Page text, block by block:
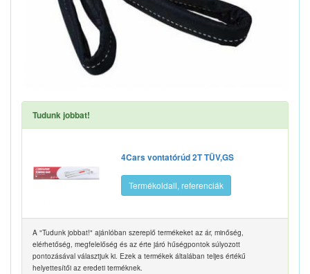
Tudunk jobbat!
4Cars vontatórúd 2T TÜV,GS
Termékoldall, referenciák
A "Tudunk jobbat!" ajánlóban szereplő termékeket az ár, minőség,
elérhetőség, megfelelőség és az érte járó hűségpontok súlyozott
pontozásával választjuk ki. Ezek a termékek általában teljes értékű
helyettesítői az eredeti terméknek.